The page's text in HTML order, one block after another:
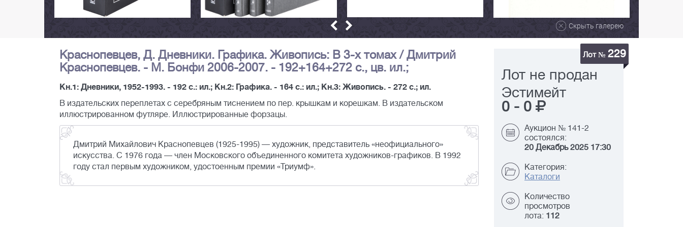
Скрыть галерею
Краснопевцев, Д. Дневники. Графика. Живопись: В 3-х томах / Дмитрий
Краснопевцев. - М. Бонфи 2006-2007. - 192+164+272 с., цв. ил.;
Кн.1: Дневники, 1952-1993. - 192 с.: ил.; Кн.2: Графика. - 164 с.: ил.; Кн.3: Живопись. - 272 с.; ил.
В издательских переплетах с серебряным тиснением по пер. крышкам и корешкам. В издательском
иллюстрированном футляре. Иллюстрированные форзацы.
Дмитрий Михайлович Краснопевцев (1925-1995) — художник, представитель «неофициального»
искусства. C 1976 года — член Московского объединенного комитета художников-графиков. В 1992
году стал первым художником, удостоенным премии «Триумф».
Лот № 229
Лот не продан
Эстимейт
0 - 0
Аукцион № 141-2
состоялся:
20 Декабрь 2025 17:30
Категория:
Каталоги
Количество
просмотров
лота: 112